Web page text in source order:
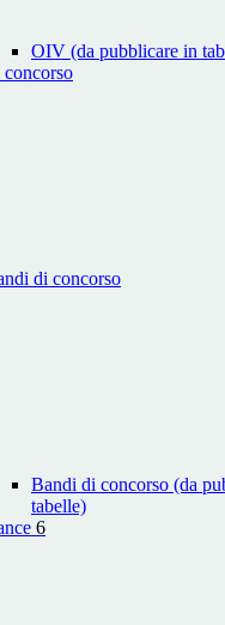
OIV (da pubblicare in
di concorso
Bandi di concorso (da
tabelle)
6